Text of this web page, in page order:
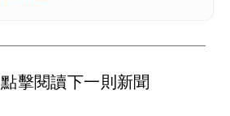
點擊閱讀下一則新聞